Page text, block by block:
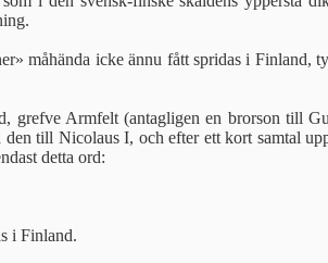
måhända icke ännu fått spridas i Finland,
grefve Armfelt (antagligen en brorson till
till Nicolaus I, och efter ett kort samtal
detta ord:
i Finland.